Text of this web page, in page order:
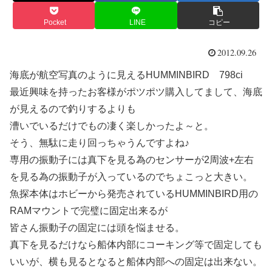
Pocket LINE コピー
2012.09.26
海底が航空写真のように見えるHUMMINBIRD 798ci
最近興味を持ったお客様がポツポツ購入してまして、海底
が見えるので釣りするよりも
漕いでいるだけでもの凄く楽しかったよ～と。
そう、無駄に走り回っちゃうんですよね♪
専用の振動子には真下を見る為のセンサーが2周波+左右
を見る為の振動子が入っているのでちょこっと大きい。
魚探本体はホビーから発売されているHUMMINBIRD用の
RAMマウントで完璧に固定出来るが
皆さん振動子の固定には頭を悩ませる。
真下を見るだけなら船体内部にコーキング等で固定しても
いいが、横も見るとなると船体内部への固定は出来ない。